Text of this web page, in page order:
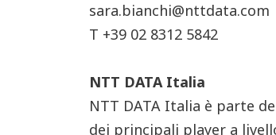
sara.bianchi@nttdata.com
T +39 02 8312 5842
NTT DATA Italia
NTT DATA Italia è parte
dei principali player a